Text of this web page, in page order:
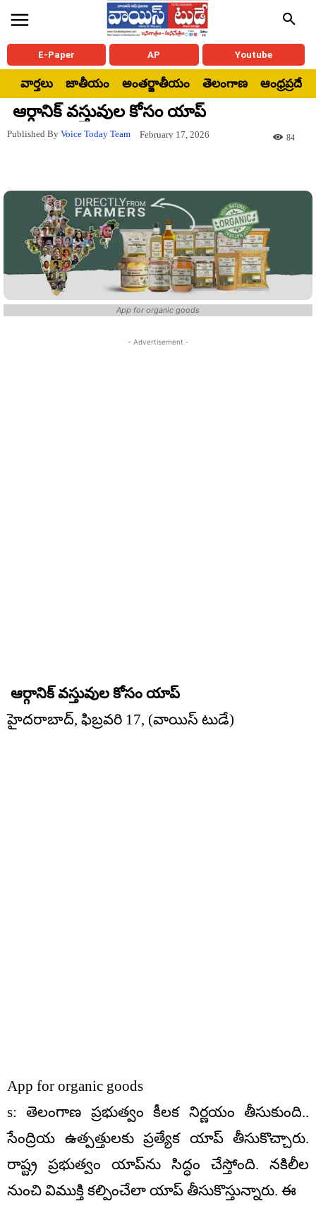
E-Paper AP Youtube
వార్తలు జాతీయం అంతర్జాతీయం తెలంగాణ ఆంధ్రప్రదేశ్
ఆర్గానిక్ వస్తువుల కోసం యాప్
Published By Voice Today Team February 17, 2026 84
App for organic goods
- Advertisement -
ఆర్గానిక్ వస్తువుల కోసం యాప్
హైదరాబాద్, ఫిబ్రవరి 17, (వాయిస్ టుడే)
App for organic goods
s: తెలంగాణ ప్రభుత్వం కీలక నిర్ణయం తీసుకుంది..
సేంద్రియ ఉత్పత్తులకు ప్రత్యేక యాప్‌ తీసుకొచ్చారు.
రాష్ట్ర ప్రభుత్వం యాప్‌ను సిద్ధం చేస్తోంది. నకిలీల
నుంచి విముక్తి కల్పించేలా యాప్ తీసుకొస్తున్నారు. ఈ